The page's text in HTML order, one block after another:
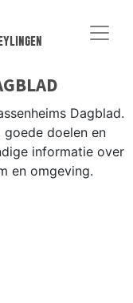
Dagblad.
doelen en
informatie over
en omgeving.